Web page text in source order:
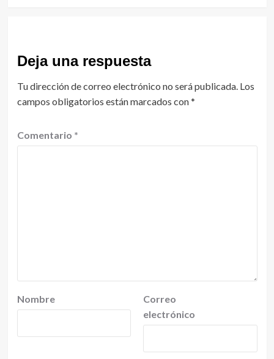
Deja una respuesta
Tu dirección de correo electrónico no será publicada. Los
campos obligatorios están marcados con*
Comentario *
Nombre
Correo
electrónico